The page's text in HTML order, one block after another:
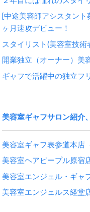
[中途美容師アシスタント
ヶ月速攻デビュー！
スタイリスト(美容室技術
開業独立（オーナー）美
ギャフで活躍中の独立フ
美容室ギャフサロン紹介
美容室ギャフ表参道本店
美容室ヘアピープル原宿
美容室エンジェル・ギャ
美容室エンジェルス経堂